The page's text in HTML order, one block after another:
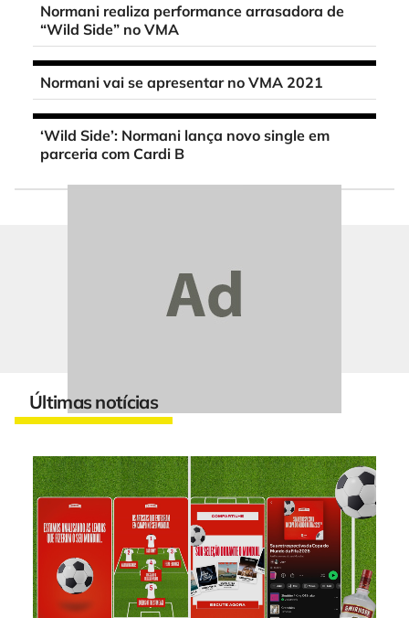
Normani realiza performance arrasadora de
“Wild Side” no VMA
Normani vai se apresentar no VMA 2021
‘Wild Side’: Normani lança novo single em
parceria com Cardi B
Últimas notícias